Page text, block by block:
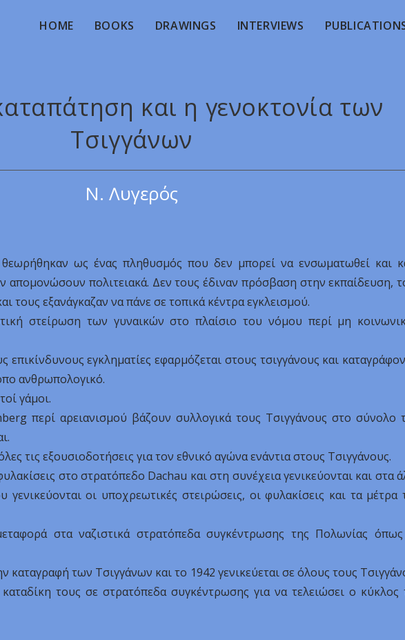
HOME BOOKS DRAWINGS INTERVIEWS
και η γενοκτονία των
Τσιγγάνων
Ν. Λυγερός
ως ένας πληθυσμός που δεν μπορεί να ενσωματωθεί και
απομονώσουν πολιτειακά. Δεν τους έδιναν πρόσβαση στην εκπαίδευση,
τους εξανάγκαζαν να πάνε σε τοπικά κέντρα εγκλεισμού.
στείρωση των γυναικών στο πλαίσιο του νόμου περί μη
επικίνδυνους εγκληματίες εφαρμόζεται στους τσιγγάνους και
ανθρωπολογικό.
γάμοι.
περί αρειανισμού βάζουν συλλογικά τους Τσιγγάνους στο σύνολο
τις εξουσιοδοτήσεις για τον εθνικό αγώνα ενάντια στους Τσιγγάνους.
στο στρατόπεδο Dachau και στη συνέχεια γενικεύονται και στα
οι υποχρεωτικές στειρώσεις, οι φυλακίσεις και τα μέτρα
στα ναζιστικά στρατόπεδα συγκέντρωσης της Πολωνίας
καταγραφή των Τσιγγάνων και το 1942 γενικεύεται σε όλους τους
τους σε στρατόπεδα συγκέντρωσης για να τελειώσει ο κύκλος